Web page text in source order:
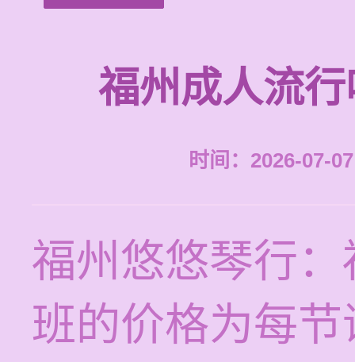
福州成人流
时间：2026-07-
福州悠悠琴行
班的价格为每